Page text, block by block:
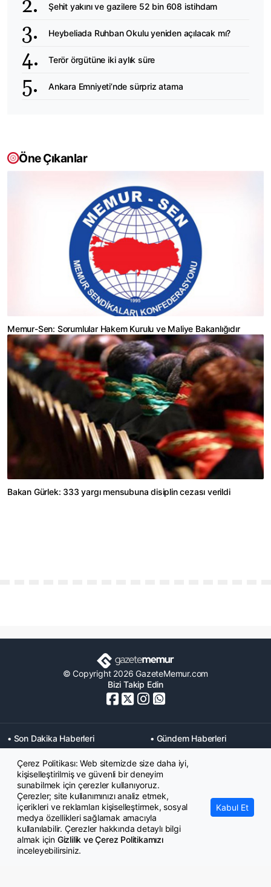
Şehit yakını ve gazilere 52 bin 608 istihdam
Heybeliada Ruhban Okulu yeniden açılacak mı?
Terör örgütüne iki aylık süre
Ankara Emniyeti’nde sürpriz atama
Öne Çıkanlar
Memur-Sen: Sorumlular Hakem Kurulu ve Maliye Bakanlığıdır
Bakan Gürlek: 333 yargı mensubuna disiplin cezası verildi
© Copyright 2026 GazeteMemur.com
Bizi Takip Edin
• Son Dakika Haberleri
• Gündem Haberleri
• Memurlar Haberleri
• KPSS Haberleri
• Ekonomi Haberleri
• Eğitim Haberleri
• Yaşam Haberleri
• Maaş Verileri Haberleri
• Mahkeme Kararları
Haberleri
Çerez Politikası: Web sitemizde size daha iyi,
kişiselleştirilmiş ve güvenli bir deneyim
sunabilmek için çerezler kullanıyoruz.
Çerezler; site kullanımınızı analiz etmek,
içerikleri ve reklamları kişiselleştirmek, sosyal
medya özellikleri sağlamak amacıyla
kullanılabilir. Çerezler hakkında detaylı bilgi
almak için Gizlilik ve Çerez Politikamızı
inceleyebilirsiniz.
Kabul Et